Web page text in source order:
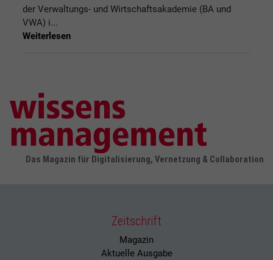
der Verwaltungs- und Wirtschaftsakademie (BA und
VWA) i...
Weiterlesen
Das Magazin für Digitalisierung, Vernetzung & Collaboration
Zeitschrift
Magazin
Aktuelle Ausgabe